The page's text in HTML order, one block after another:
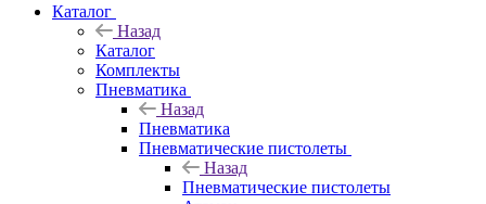
Каталог
Назад
Каталог
Комплекты
Пневматика
Назад
Пневматика
Пневматические пистолеты
Назад
Пневматические пистолеты